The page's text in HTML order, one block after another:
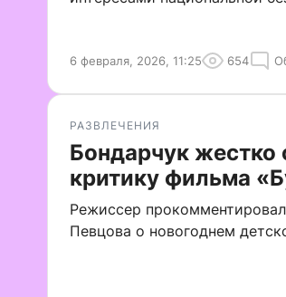
6 февраля, 2026, 11:25 654
РАЗВЛЕЧЕНИЯ
Бондарчук жестко
критику фильма
Режиссер
Певцова о новогоднем